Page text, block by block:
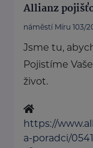
Allianz
náměstí Míru 103/
Jsme tu,
Pojistíme
život.
https://
a-poradci/